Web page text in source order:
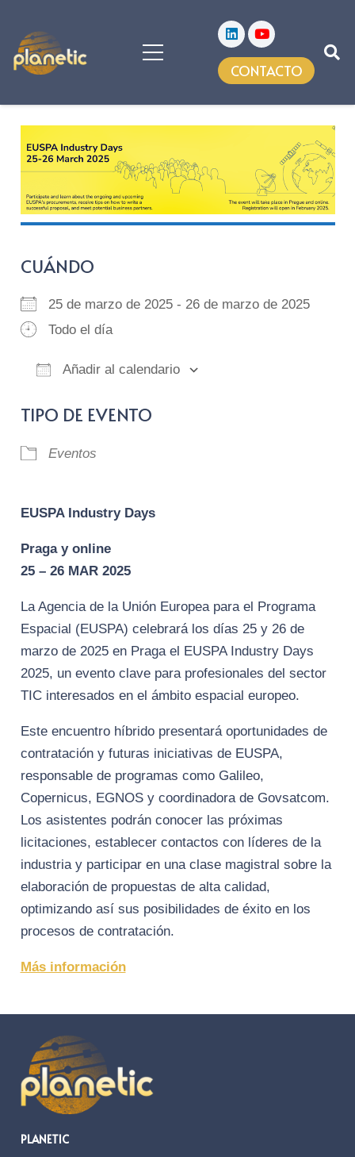
CONTACTO
CUÁNDO
25 de marzo de 2025 - 26 de marzo de 2025
Todo el día
Añadir al calendario
TIPO DE EVENTO
Eventos
EUSPA Industry Days
Praga y online
25 – 26 MAR 2025
La Agencia de la Unión Europea para el Programa
Espacial (EUSPA) celebrará los días 25 y 26 de
marzo de 2025 en Praga el EUSPA Industry Days
2025, un evento clave para profesionales del sector
TIC interesados en el ámbito espacial europeo.
Este encuentro híbrido presentará oportunidades de
contratación y futuras iniciativas de EUSPA,
responsable de programas como Galileo,
Copernicus, EGNOS y coordinadora de Govsatcom.
Los asistentes podrán conocer las próximas
licitaciones, establecer contactos con líderes de la
industria y participar en una clase magistral sobre la
elaboración de propuestas de alta calidad,
optimizando así sus posibilidades de éxito en los
procesos de contratación.
Más información
PLANETIC